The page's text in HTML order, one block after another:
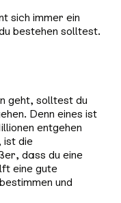
sich immer ein
bestehen solltest.
geht, solltest du
Denn eines ist
entgehen
ist die
dass du eine
eine gute
und